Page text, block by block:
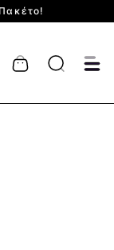
Cart